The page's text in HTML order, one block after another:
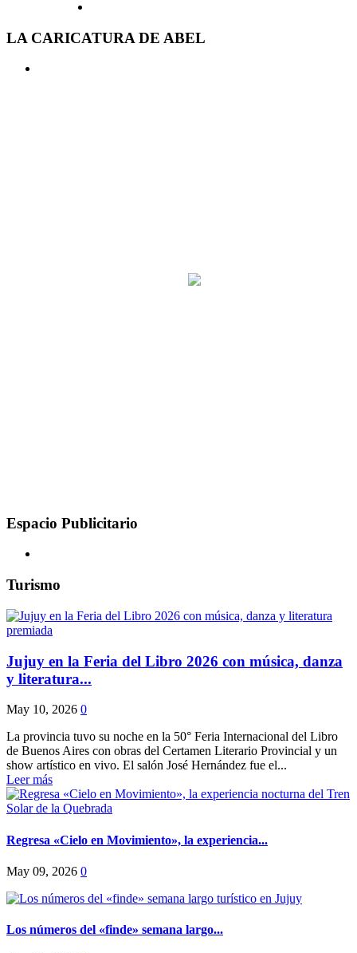
LA CARICATURA DE ABEL
Espacio Publicitario
Turismo
Jujuy en la Feria del Libro 2026 con música, danza
y literatura...
May 10, 2026 0
La provincia tuvo su noche en la 50° Feria Internacional del Libro
de Buenos Aires con obras del Certamen Literario Provincial y un
show artístico en vivo. El salón José Hernández fue el...
Leer más
Regresa «Cielo en Movimiento», la experiencia...
May 09, 2026 0
Los números del «finde» semana largo...